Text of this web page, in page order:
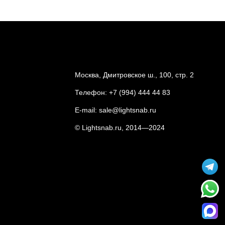
Москва, Дмитровское ш., 100, стр. 2
Телефон: +7 (994) 444 44 83
E-mail: sale@lightsnab.ru
© Lightsnab.ru, 2014—2024